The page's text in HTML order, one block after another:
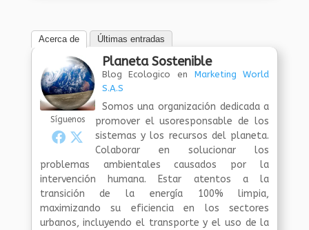
Acerca de Últimas entradas
Síguenos
Planeta Sostenible
Blog Ecologico en Marketing World
S.A.S
Somos una organización dedicada a
promover el usoresponsable de los
sistemas y los recursos del planeta.
Colaborar en solucionar los
problemas ambientales causados por la
intervención humana. Estar atentos a la
transición de la energía 100% limpia,
maximizando su eficiencia en los sectores
urbanos, incluyendo el transporte y el uso de la